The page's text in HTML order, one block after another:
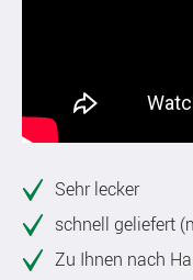
Sehr lecker
schnell geliefert
Zu Ihnen nach